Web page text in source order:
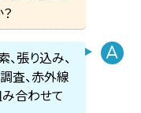
、張り込み、
査、赤外線
み合わせて